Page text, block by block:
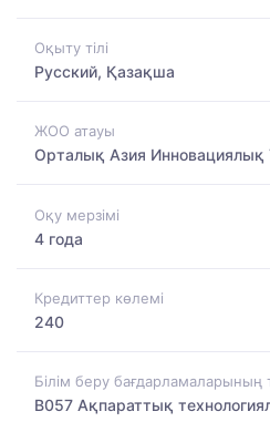
Оқыту тілі
Русский, Қазақша
ЖОО атауы
Орталық Азия Инновациялық
Оқу мерзімі
4 года
Кредиттер көлемі
240
Білім беру бағдарламаларының
B057 Ақпараттық